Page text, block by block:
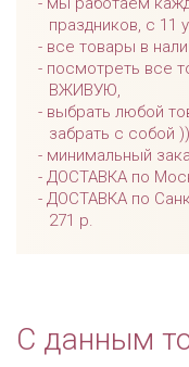
праздников, с 11
все товары в
посмотреть все
ВЖИВУЮ,
выбрать любой
забрать с собой
минимальный
ДОСТАВКА по
ДОСТАВКА по
271 р.
С данным